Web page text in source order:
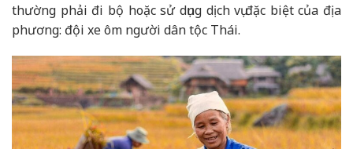
thường phải đi bộ hoặc sử dụng dịch vụ đặc biệt của địa
phương: đội xe ôm người dân tộc Thái.